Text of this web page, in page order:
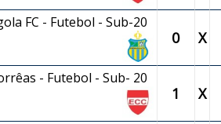
FC - Futebol - Sub-20
0 X
- Futebol - Sub- 20
1 X